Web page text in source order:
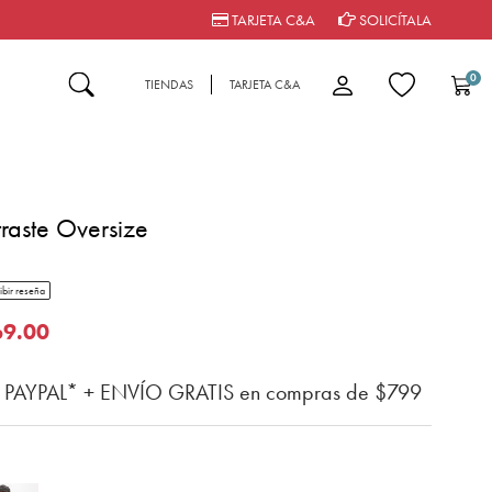
TARJETA C&A SOLICÍTALA
TIENDAS TARJETA C&A 0
Oversize
del cliente
rating
reseña
de
+ ENVÍO GRATIS en compras de $799